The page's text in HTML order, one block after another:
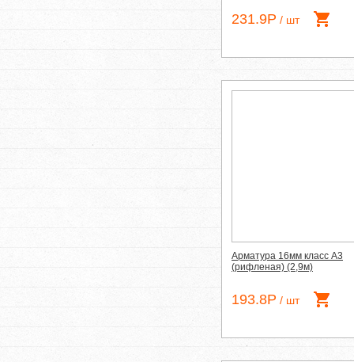
231.9Р / шт
Арматура 16мм класс А3
(рифленая) (2,9м)
193.8Р / шт